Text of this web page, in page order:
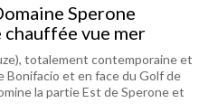
Sperone
vue mer
totalement contemporaine et
Bonifacio et en face du Golf de
la partie Est de Sperone et